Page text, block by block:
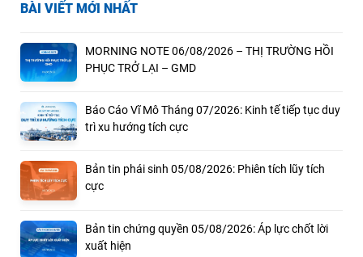
BÀI VIẾT MỚI NHẤT
MORNING NOTE 06/08/2026 – THỊ TRƯỜNG HỒI
PHỤC TRỞ LẠI – GMD
Báo Cáo Vĩ Mô Tháng 07/2026: Kinh tế tiếp tục duy
trì xu hướng tích cực
Bản tin phái sinh 05/08/2026: Phiên tích lũy tích
cực
Bản tin chứng quyền 05/08/2026: Áp lực chốt lời
xuất hiện